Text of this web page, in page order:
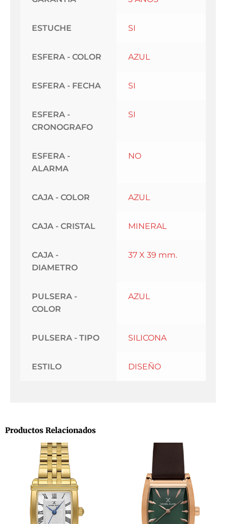
ESTUCHE SI
ESFERA - COLOR AZUL
ESFERA - FECHA SI
ESFERA -
CRONOGRAFO
SI
ESFERA -
ALARMA
NO
CAJA - COLOR AZUL
CAJA - CRISTAL MINERAL
CAJA -
DIAMETRO
37 X 39 mm.
PULSERA -
COLOR
AZUL
PULSERA - TIPO SILICONA
ESTILO DISEÑO
Productos Relacionados